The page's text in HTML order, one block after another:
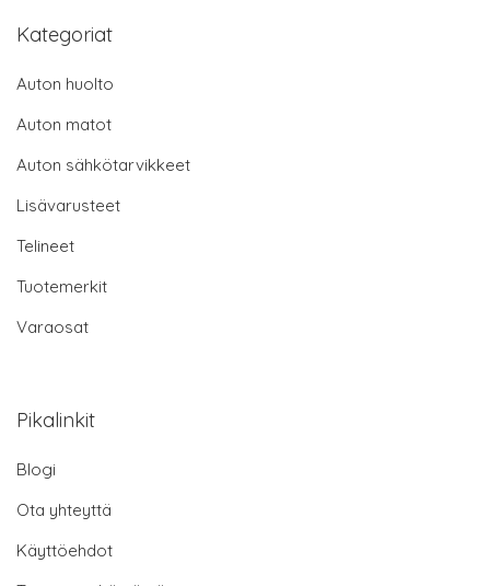
Kategoriat
Auton huolto
Auton matot
Auton sähkötarvikkeet
Lisävarusteet
Telineet
Tuotemerkit
Varaosat
Pikalinkit
Blogi
Ota yhteyttä
Käyttöehdot